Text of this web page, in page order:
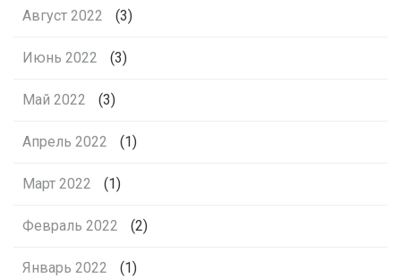
Август 2022 (3)
Июнь 2022 (3)
Май 2022 (3)
Апрель 2022 (1)
Март 2022 (1)
Февраль 2022 (2)
Январь 2022 (1)